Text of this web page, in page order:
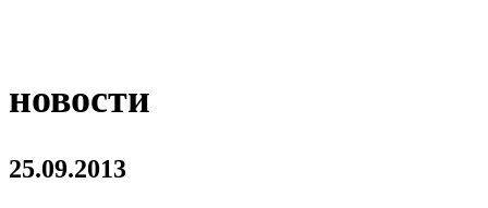
новости
25.09.2013